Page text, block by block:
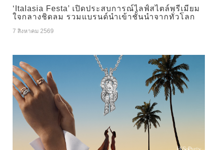
‘Italasia Festa’ เปิดประสบการณ์ไลฟ์สไตล์พรีเมียม
ใจกลางชิดลม รวมแบรนด์นำเข้าชั้นนำจากทั่วโลก
7 สิงหาคม 2569